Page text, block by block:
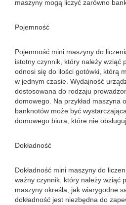
maszyny mogą liczyć zarówno
Pojemność
Pojemność mini maszyny do
istotny czynnik, który należy wziąć
odnosi się do ilości gotówki, którą
w jednym czasie. Wydajność
dostosowana do rodzaju
domowego. Na przykład maszyna
banknotów może być
domowego biura, które nie
Dokładność
Dokładność mini maszyny do
ważny czynnik, który należy wziąć
maszyny określa, jak wiarygodne
dokładność jest niezbędna do